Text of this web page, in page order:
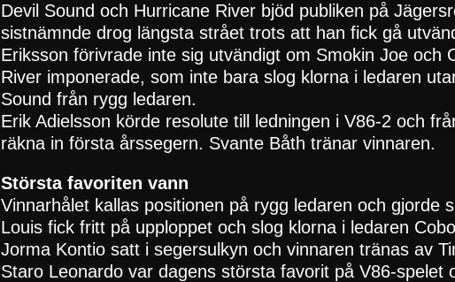
Devil Sound och Hurricane River bjöd publiken på
sistnämnde drog längsta strået trots att han fick gå
Eriksson förivrade inte sig utvändigt om Smokin Joe och
River imponerade, som inte bara slog klorna i ledaren
Sound från rygg ledaren.
Erik Adielsson körde resolute till ledningen i V86-2 och
räkna in första årssegern. Svante Båth tränar vinnaren.
Största favoriten vann
Vinnarhålet kallas positionen på rygg ledaren och gjorde
Louis fick fritt på upploppet och slog klorna i ledaren
Jorma Kontio satt i segersulkyn och vinnaren tränas av
Staro Leonardo var dagens största favorit på V86-spelet